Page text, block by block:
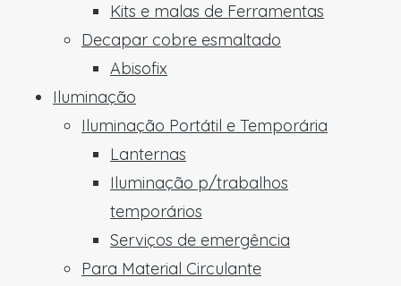
Kits e malas de Ferramentas
Decapar cobre esmaltado
Abisofix
Iluminação
Iluminação Portátil e Temporária
Lanternas
Iluminação p/trabalhos
temporários
Serviços de emergência
Para Material Circulante